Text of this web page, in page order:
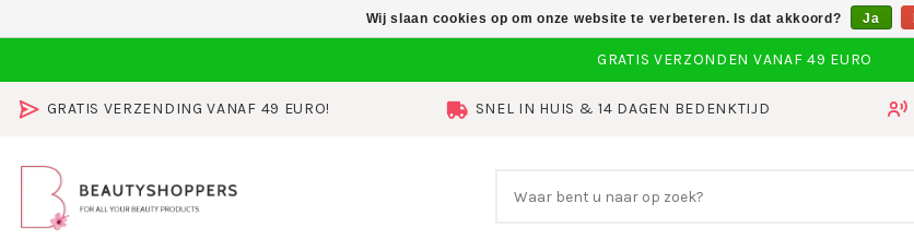
GRATIS VERZENDING VANAF 49 EURO! SNEL IN HUIS & 14 DAGEN BEDENKTIJD
Wij slaan cookies op om onze website te verbeteren. Is dat akkoord? Ja